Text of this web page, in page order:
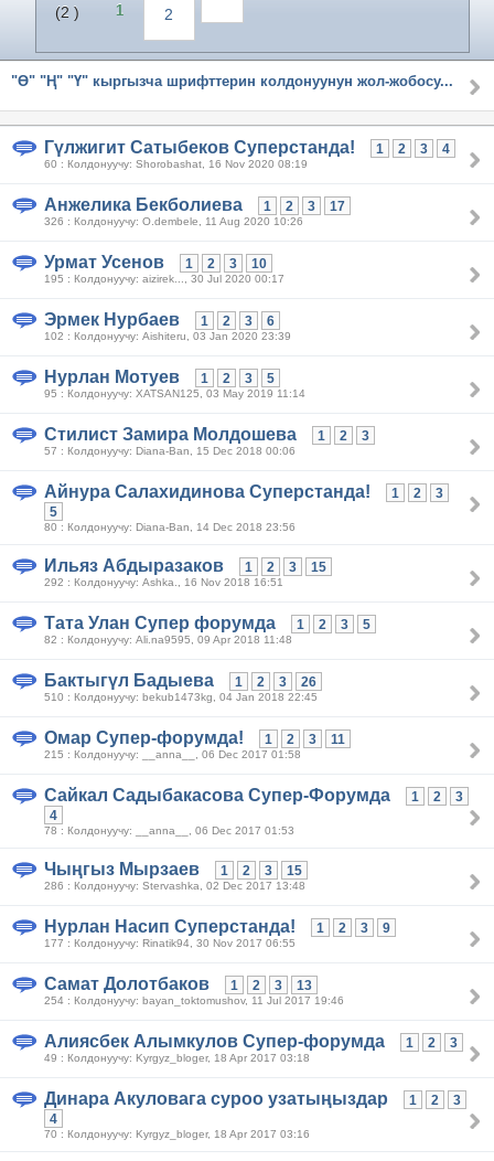
(2 ) 1 2
"Ө" "Ң" "Ү" кыргызча шрифттерин колдонуунун жол-жобосу...
Гүлжигит Сатыбеков Суперстанда! 1 2 3 4
60 : Колдонуучу: Shorobashat, 16 Nov 2020 08:19
Анжелика Бекболиева 1 2 3 17
326 : Колдонуучу: O.dembele, 11 Aug 2020 10:26
Урмат Усенов 1 2 3 10
195 : Колдонуучу: aizirek..., 30 Jul 2020 00:17
Эрмек Нурбаев 1 2 3 6
102 : Колдонуучу: Aishiteru, 03 Jan 2020 23:39
Нурлан Мотуев 1 2 3 5
95 : Колдонуучу: XATSAN125, 03 May 2019 11:14
Стилист Замира Молдошева 1 2 3
57 : Колдонуучу: Diana-Ban, 15 Dec 2018 00:06
Айнура Салахидинова Суперстанда! 1 2
3
5
80 : Колдонуучу: Diana-Ban, 14 Dec 2018 23:56
Ильяз Абдыразаков 1 2 3 15
292 : Колдонуучу: Ashka., 16 Nov 2018 16:51
Тата Улан Супер форумда 1 2 3 5
82 : Колдонуучу: Ali.na9595, 09 Apr 2018 11:48
Бактыгүл Бадыева 1 2 3 26
510 : Колдонуучу: bekub1473kg, 04 Jan 2018 22:45
Омар Супер-форумда! 1 2 3 11
215 : Колдонуучу: __anna__, 06 Dec 2017 01:58
Сайкал Садыбакасова Супер-Форумда 1 2
3
4
78 : Колдонуучу: __anna__, 06 Dec 2017 01:53
Чыңгыз Мырзаев 1 2 3 15
286 : Колдонуучу: Stervashka, 02 Dec 2017 13:48
Нурлан Насип Суперстанда! 1 2 3 9
177 : Колдонуучу: Rinatik94, 30 Nov 2017 06:55
Самат Долотбаков 1 2 3 13
254 : Колдонуучу: bayan_toktomushov, 11 Jul 2017 19:46
Алиясбек Алымкулов Супер-форумда 1 2 3
49 : Колдонуучу: Kyrgyz_bloger, 18 Apr 2017 03:18
Динара Акуловага суроо узатыңыздар 1 2
3
4
70 : Колдонуучу: Kyrgyz_bloger, 18 Apr 2017 03:16